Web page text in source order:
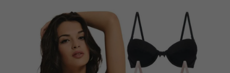
hviezdičiek.